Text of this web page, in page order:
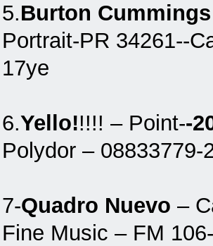
5.Burton
Portrait-PR 34261--
17ye
6.Yello!!!!! ‎– Point--
Polydor – 08833779-
7-Quadro Nuevo –
Fine Music – FM